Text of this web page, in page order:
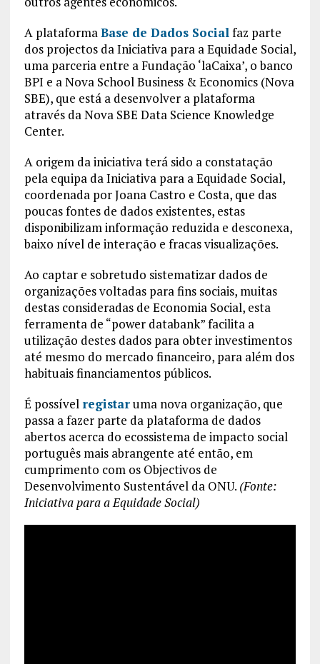
A plataformaBase de Dados Socialfaz parte
dos projectos da Iniciativa para a Equidade Social,
uma parceria entre a Fundação ‘laCaixa’, o banco
BPI e a Nova School Business & Economics (Nova
SBE), que está a desenvolver a plataforma
através da Nova SBE Data Science Knowledge
Center.
A origem da iniciativa terá sido a constatação
pela equipa da Iniciativa para a Equidade Social,
coordenada por Joana Castro e Costa, que das
poucas fontes de dados existentes, estas
disponibilizam informação reduzida e desconexa,
baixo nível de interação e fracas visualizações.
Ao captar e sobretudo sistematizar dados de
organizações voltadas para fins sociais, muitas
destas consideradas de Economia Social, esta
ferramenta de “power databank” facilita a
utilização destes dados para obter investimentos
até mesmo do mercado financeiro, para além dos
habituais financiamentos públicos.
É possível registaruma nova organização, que
passa a fazer parte da plataforma de dados
abertos acerca do ecossistema de impacto social
português mais abrangente até então, em
cumprimento com os Objectivos de
Desenvolvimento Sustentável da ONU. (Fonte:
Iniciativa para a Equidade Social)